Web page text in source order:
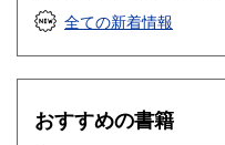
全ての新着情報
おすすめの書籍